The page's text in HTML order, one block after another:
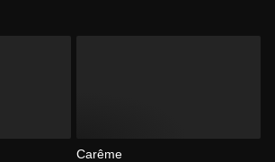
Carême